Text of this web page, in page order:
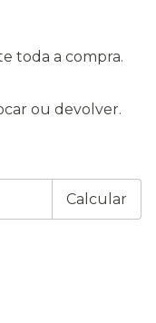
toda a compra.
ou devolver.
Calcular